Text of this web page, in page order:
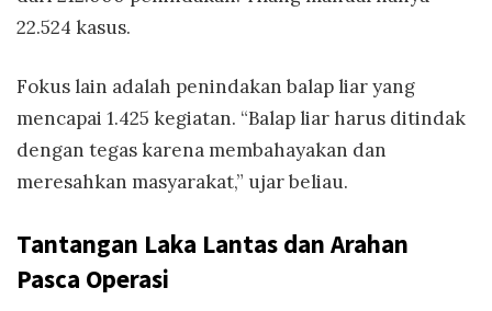
22.524 kasus.
Fokus lain adalah penindakan balap liar yang
mencapai 1.425 kegiatan. “Balap liar harus ditindak
dengan tegas karena membahayakan dan
meresahkan masyarakat,” ujar beliau.
Tantangan Laka Lantas dan Arahan
Pasca Operasi